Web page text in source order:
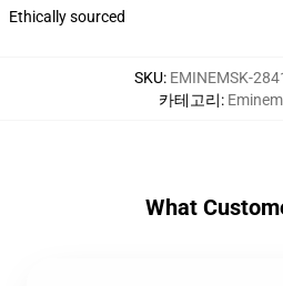
Ethically sourced
SKU: EMINEMSK-
카테고리:
What